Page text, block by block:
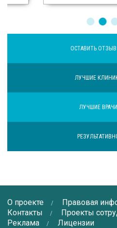
ОСТАВИТЬ
ЛУЧШИЕ
ЛУЧШИЕ
О проекте
Правовая
Контакты
Проекты
Реклама
Лицензии